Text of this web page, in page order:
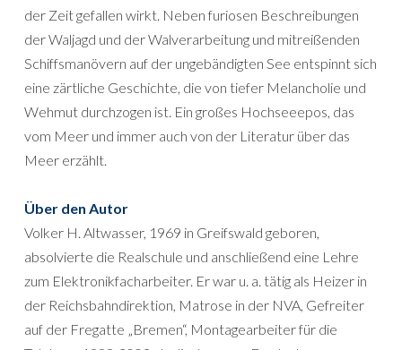
der Zeit gefallen wirkt. Neben furiosen Beschreibungen
der Waljagd und der Walverarbeitung und mitreißenden
Schiffsmanövern auf der ungebändigten See entspinnt sich
eine zärtliche Geschichte, die von tiefer Melancholie und
Wehmut durchzogen ist. Ein großes Hochseeepos, das
vom Meer und immer auch von der Literatur über das
Meer erzählt.
Über den Autor
Volker H. Altwasser, 1969 in Greifswald geboren,
absolvierte die Realschule und anschließend eine Lehre
zum Elektronikfacharbeiter. Er war u. a. tätig als Heizer in
der Reichsbahndirektion, Matrose in der NVA, Gefreiter
auf der Fregatte „Bremen“, Montagearbeiter für die